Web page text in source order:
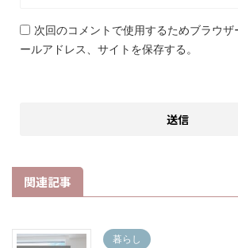
次回のコメントで使用するためブラウザ
ールアドレス、サイトを保存する。
関連記事
暮らし